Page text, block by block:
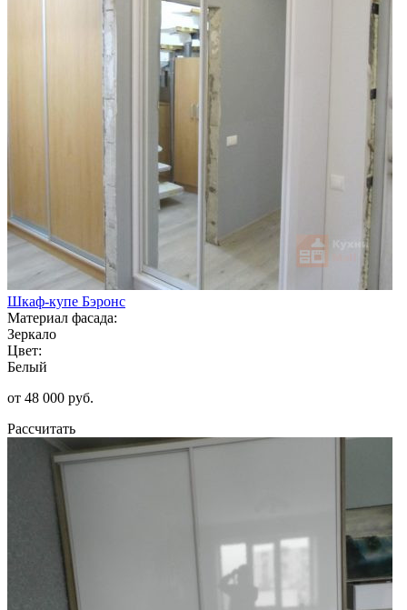
Шкаф-купе Бэронс
Материал фасада:
Зеркало
Цвет:
Белый
от 48 000 руб.
Рассчитать